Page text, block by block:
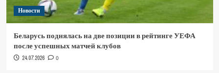
Новости
Беларусь поднялась на две позиции в рейтинге УЕФА
после успешных матчей клубов
24.07.2026 0